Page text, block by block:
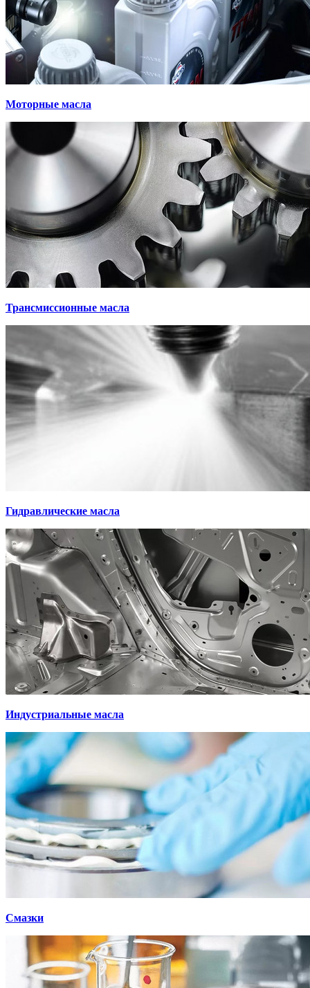
Моторные масла
Трансмиссионные масла
Гидравлические масла
Индустриальные масла
Смазки